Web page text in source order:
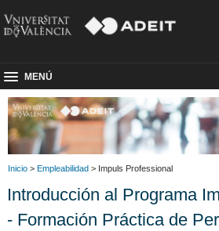
MENÚ
Inicio > Empleabilidad > Impuls Professional
Introducción al Programa
- Formación Práctica de